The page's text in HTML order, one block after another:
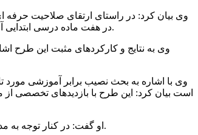
در هفت ماده درسی ابتدایی آموزش داده شد و این مدرسان در طول سال تحصیلی هر کدام با تشکیل حلقه ۱۰نفره، به بررسی نقاط ضعف و قوت و تبادل و انتقال تجارب به یکدیگر پرداختند.
وی با اشاره به بحث نصیب برابر آموزشی مورد
او گفت: در کنار توجه به مدارس روستایی و عشایری، از مدارس شهری نیز غافل نمانده ایم به طوری که بیش از ۲۰۰نفر به عنوان سرگروه درسی در مدارس شهری استان انتخاب کردیم.